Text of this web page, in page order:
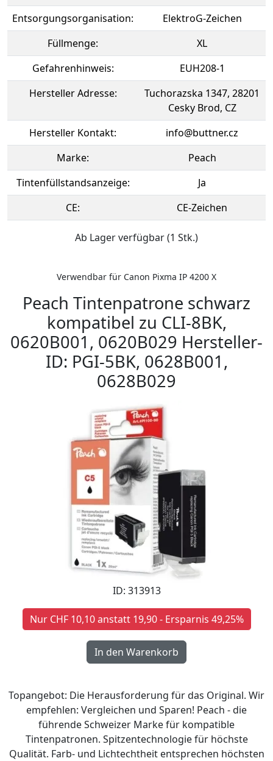
Entsorgungsorganisation:
ElektroG-Zeichen
Füllmenge:
XL
Gefahrenhinweis:
EUH208-1
Hersteller Adresse:
Tuchorazska 1347, 28201
Cesky Brod, CZ
Hersteller Kontakt:
info@buttner.cz
Marke:
Peach
Tintenfüllstandsanzeige:
Ja
CE:
CE-Zeichen
Ab Lager verfügbar (1 Stk.)
Verwendbar für Canon Pixma IP 4200 X
Peach Tintenpatrone schwarz
kompatibel zu CLI-8BK,
0620B001, 0620B029 Hersteller-
ID: PGI-5BK, 0628B001,
0628B029
ID: 313913
Nur CHF 10,10 anstatt 19,90 - Ersparnis 49,25%
Topangebot: Die Herausforderung für das Original. Wir
empfehlen: Vergleichen und Sparen! Peach - die
führende Schweizer Marke für kompatible
Tintenpatronen. Spitzentechnologie für höchste
Qualität. Farb- und Lichtechtheit entsprechen höchsten